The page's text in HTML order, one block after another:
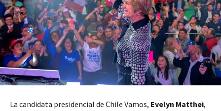
La candidata presidencial de Chile Vamos, Evelyn Matthei,